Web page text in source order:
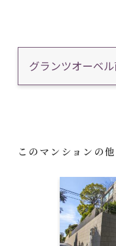
グランツオーベ
このマンションの